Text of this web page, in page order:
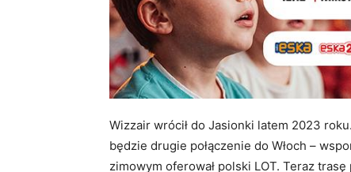
Wizzair wrócił do Jasionki latem 2023
będzie drugie połączenie do Włoch –
zimowym oferował polski LOT. Teraz